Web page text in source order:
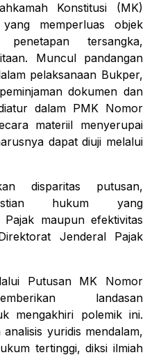
Konstitusi (MK)
memperluas objek
penetapan tersangka,
Muncul pandangan
pelaksanaan Bukper,
dokumen dan
dalam PMK Nomor
materiil menyerupai
dapat diuji melalui
disparitas putusan,
hukum yang
maupun efektivitas
Jenderal Pajak
Putusan MK Nomor
landasan
mengakhiri polemik ini.
yuridis mendalam,
tertinggi, diksi ilmiah